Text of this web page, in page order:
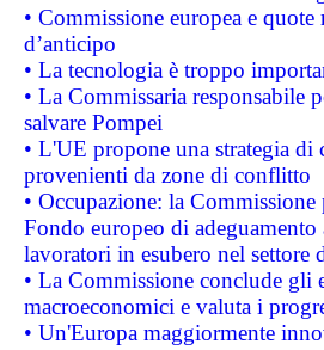
• Commissione europea e
d’anticipo
• La tecnologia è troppo
• La Commissaria responsabile
salvare Pompei
• L'UE propone una strategia
provenienti da zone di conflitto
• Occupazione: la
Fondo europeo di
lavoratori in esubero nel
• La Commissione conclude
macroeconomici e valuta i
• Un'Europa maggiormente